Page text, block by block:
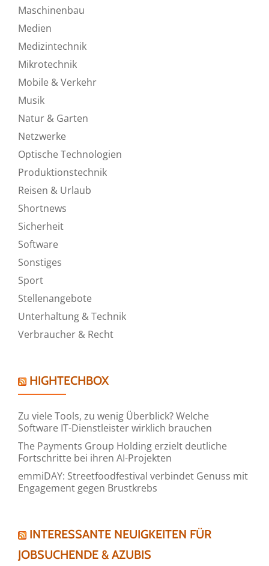
Maschinenbau
Medien
Medizintechnik
Mikrotechnik
Mobile & Verkehr
Musik
Natur & Garten
Netzwerke
Optische Technologien
Produktionstechnik
Reisen & Urlaub
Shortnews
Sicherheit
Software
Sonstiges
Sport
Stellenangebote
Unterhaltung & Technik
Verbraucher & Recht
HIGHTECHBOX
Zu viele Tools, zu wenig Überblick? Welche
Software IT-Dienstleister wirklich brauchen
The Payments Group Holding erzielt deutliche
Fortschritte bei ihren AI-Projekten
emmiDAY: Streetfoodfestival verbindet Genuss mit
Engagement gegen Brustkrebs
INTERESSANTE NEUIGKEITEN FÜR
JOBSUCHENDE & AZUBIS